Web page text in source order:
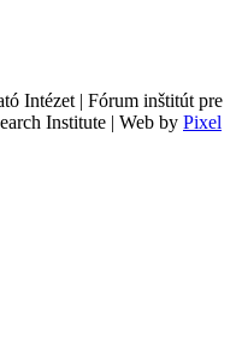
Intézet | Fórum inštitút pre
Institute | Web by Pixel